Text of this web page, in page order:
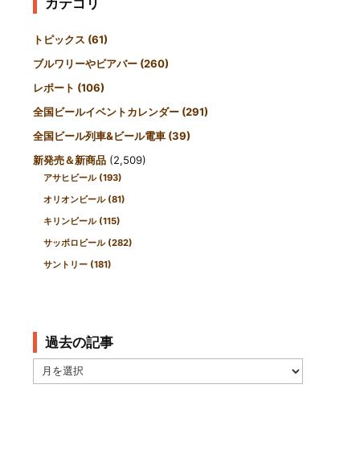
トピックス (61)
ブルワリーやビアバー (260)
レポート (106)
全国ビールイベントカレンダー (291)
全国ビール列車&ビール電車 (39)
新発売＆新商品 (2,509)
アサヒビール (193)
オリオンビール (81)
キリンビール (115)
サッポロビール (282)
サントリー (181)
過去の記事
去